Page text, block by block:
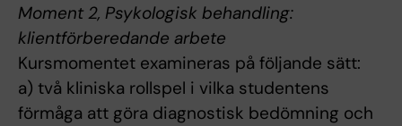
Moment 2, Psykologisk behandling:
klientförberedande arbete
Kursmomentet examineras på följande sätt:
a) två kliniska rollspel i vilka studentens
förmåga att göra diagnostisk bedömning och